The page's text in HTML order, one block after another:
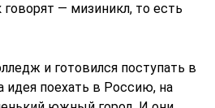
— мизиникл, то есть
и готовился поступать в
идея поехать в Россию, на